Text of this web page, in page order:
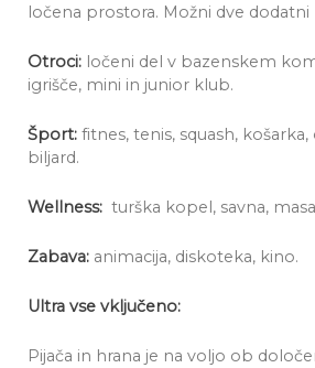
ločena prostora. Možni dve dodatni
Otroci: ločeni del v bazenskem
igrišče, mini in junior klub.
Šport: fitnes, tenis, squash,
biljard.
Wellness: turška kopel, savna,
Zabava: animacija, diskoteka, kino.
Ultra vse vključeno:
Pijača in hrana je na voljo ob